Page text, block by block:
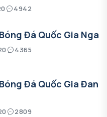
4942
Đá Quốc Gia Nga
4365
Đá Quốc Gia Đan
2809